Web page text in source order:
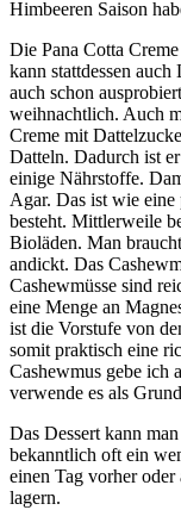
Himbeeren Saison
Die Pana Cotta
kann stattdessen
auch schon
weihnachtlich. Auch
Creme mit
Datteln. Dadurch ist
einige Nährstoffe.
Agar. Das ist wie
besteht. Mittlerweile
Bioläden. Man
andickt. Das
Cashewmüsse sind
eine Menge an
ist die Vorstufe von
somit praktisch eine
Cashewmus gebe ich
verwende es als
Das Dessert kann
bekanntlich oft ein
einen Tag vorher
lagern.